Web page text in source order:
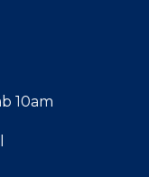
10am